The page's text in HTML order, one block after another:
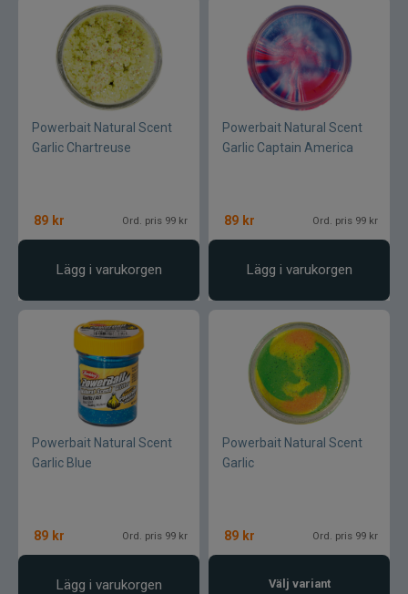
Lunker City
Martiini
Maxximus
Powerbait Natural Scent
Garlic Chartreuse
89 kr Ord. pris 99 kr
Lägg i varukorgen
Powerbait Natural Scent
Garlic Captain America
89 kr Ord. pris 99 kr
Lägg i varukorgen
Powerbait Natural Scent
Garlic Blue
89 kr Ord. pris 99 kr
Lägg i varukorgen
Powerbait Natural Scent
Garlic
89 kr Ord. pris 99 kr
Välj variant